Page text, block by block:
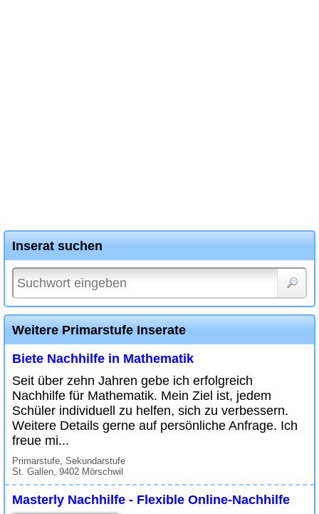
Inserat suchen
Weitere Primarstufe Inserate
Biete Nachhilfe in Mathematik
Seit über zehn Jahren gebe ich erfolgreich
Nachhilfe für Mathematik. Mein Ziel ist, jedem
Schüler individuell zu helfen, sich zu verbessern.
Weitere Details gerne auf persönliche Anfrage. Ich
freue mi...
Primarstufe, Sekundarstufe
St. Gallen, 9402 Mörschwil
Masterly Nachhilfe - Flexible Online-Nachhilfe